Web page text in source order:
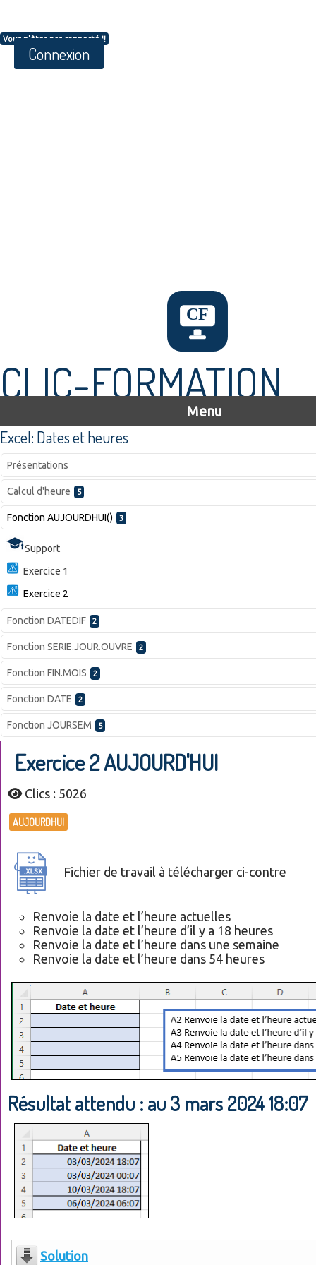
Vous n'êtes pas connecté !!
Connexion
CLIC-FORMATION
Menu
Excel: Dates et heures
Présentations
Calcul d'heure 5
Fonction AUJOURDHUI() 3
Support
Exercice 1
Exercice 2
Fonction DATEDIF 2
Fonction SERIE.JOUR.OUVRE 2
Fonction FIN.MOIS 2
Fonction DATE 2
Fonction JOURSEM 5
Exercice 2 AUJOURD'HUI
Clics : 5026
AUJOURDHUI
Fichier de travail à télécharger ci-contre
Renvoie la date et l’heure actuelles
Renvoie la date et l’heure d’il y a 18 heures
Renvoie la date et l’heure dans une semaine
Renvoie la date et l’heure dans 54 heures
Résultat attendu : au 3 mars 2024 18:07
Solution